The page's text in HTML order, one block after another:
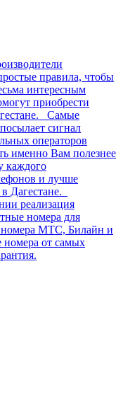
правила, чтобы
интересным
приобрести
Самые
сигнал
операторов
именно Вам полезнее
каждого
и лучше
Дагестане.
реализация
номера для
номера МТС, Билайн и
от самых